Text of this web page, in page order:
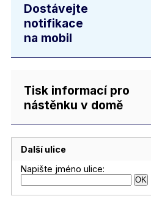
Dostávejte
notifikace
na mobil
Tisk informací pro
nástěnku v domě
Další ulice
Napište jméno ulice: